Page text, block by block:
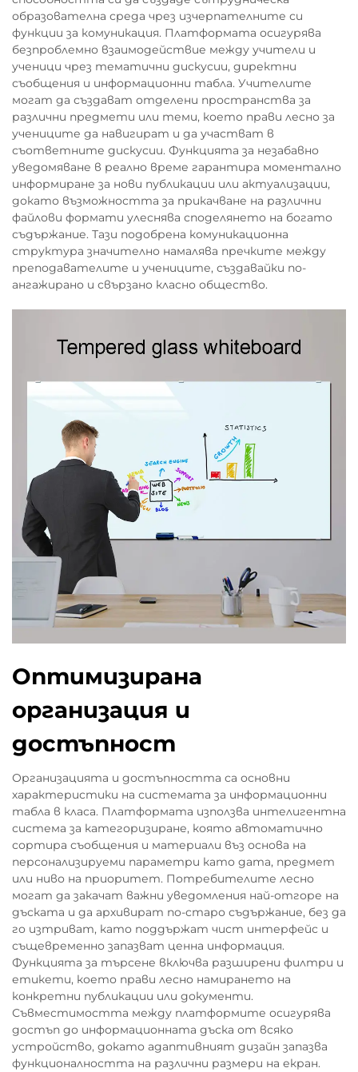
образователна среда чрез изчерпателните си
функции за комуникация. Платформата осигурява
безпроблемно взаимодействие между учители и
ученици чрез тематични дискусии, директни
съобщения и информационни табла. Учителите
могат да създават отделени пространства за
различни предмети или теми, което прави лесно за
учениците да навигират и да участват в
съответните дискусии. Функцията за незабавно
уведомяване в реално време гарантира моментално
информиране за нови публикации или актуализации,
докато възможността за прикачване на различни
файлови формати улеснява споделянето на богато
съдържание. Тази подобрена комуникационна
структура значително намалява пречките между
преподавателите и учениците, създавайки по-
ангажирано и свързано класно общество.
Оптимизирана
организация и
достъпност
Организацията и достъпността са основни
характеристики на системата за информационни
табла в класа. Платформата използва интелигентна
система за категоризиране, която автоматично
сортира съобщения и материали въз основа на
персонализируеми параметри като дата, предмет
или ниво на приоритет. Потребителите лесно
могат да закачат важни уведомления най-отгоре на
дъската и да архивират по-старо съдържание, без да
го изтриват, като поддържат чист интерфейс и
същевременно запазват ценна информация.
Функцията за търсене включва разширени филтри и
етикети, което прави лесно намирането на
конкретни публикации или документи.
Съвместимостта между платформите осигурява
достъп до информационната дъска от всяко
устройство, докато адаптивният дизайн запазва
функционалността на различни размери на екран.